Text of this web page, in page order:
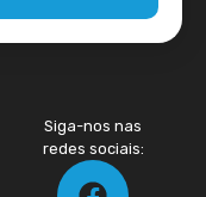
Siga-nos nas
redes sociais: